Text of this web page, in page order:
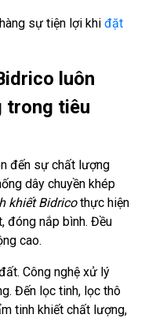
sự tiện lợi khi đặt
luôn
trong tiêu
đến sự chất lượng
dây chuyền khép
khiết Bidricothực hiện
đóng nắp bình. Đều
cao.
Công nghệ xử lý
Đến lọc tinh, lọc thô
tinh khiết chất lượng,